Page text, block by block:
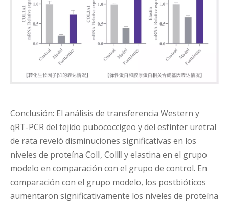
Conclusión: El análisis de transferencia Western y
qRT-PCR del tejido pubococcígeo y del esfínter uretral
de rata reveló disminuciones significativas en los
niveles de proteína ColⅠ, ColⅢ y elastina en el grupo
modelo en comparación con el grupo de control. En
comparación con el grupo modelo, los postbióticos
aumentaron significativamente los niveles de proteína